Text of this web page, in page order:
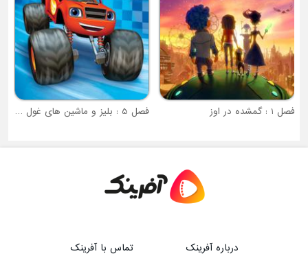
فصل 1 : گمشده در اوز فصل 5 : بلیز و ماشین های غول پیکر
درباره آفرینک تماس با آفرینک